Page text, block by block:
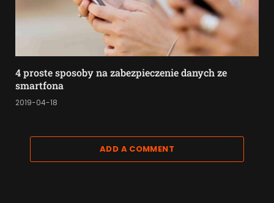
4 proste sposoby na zabezpieczenie danych ze
smartfona
2019-04-18
ADD A COMMENT